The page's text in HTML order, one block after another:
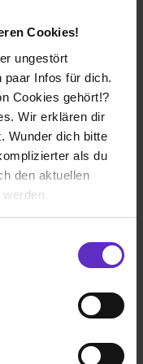
Cookies!
ungestört
paar Infos für dich.
Cookies gehört!?
Wir erklären dir
Wunder dich bitte
als du
den aktuellen
Einstellungen zu
um
über 1.400
Einzelhandel
more
Deutschlands. Wir
zum Ziel
Denn wir
Sie ist ein
individuellen